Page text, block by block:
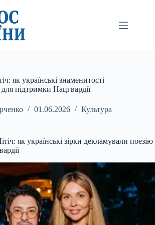
як українські знаменитості
підтримки Нацгвардії
01.06.2026 Культура
як українські зірки декламували поезію